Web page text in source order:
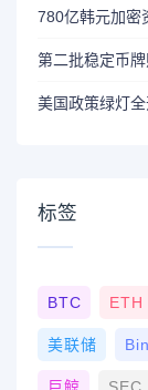
780亿韩元加密
美国政策绿灯
标签
BTC ETH
美联储